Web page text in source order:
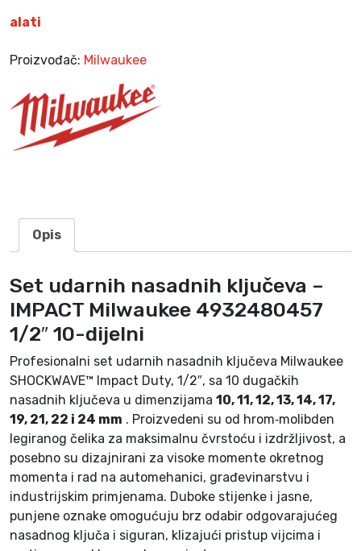
j
č
v
T
M
i
l
w
a
u
e
e
9
3
4
alati
Proizvođač: Milwaukee
Opis
Set udarnih nasadnih ključeva –
IMPACT Milwaukee 4932480457
1/2″ 10-dijelni
Profesionalni set udarnih nasadnih ključeva Milwaukee
SHOCKWAVE™ Impact Duty, 1/2″, sa 10 dugačkih
nasadnih ključeva u dimenzijama 10, 11, 12, 13, 14, 17,
19, 21, 22 i 24 mm . Proizvedeni su od hrom‑molibden
legiranog čelika za maksimalnu čvrstoću i izdržljivost, a
posebno su dizajnirani za visoke momente okretnog
momenta i rad na automehanici, građevinarstvu i
industrijskim primjenama. Duboke stijenke i jasne,
punjene oznake omogućuju brz odabir odgovarajućeg
nasadnog ključa i siguran, klizajući pristup vijcima i